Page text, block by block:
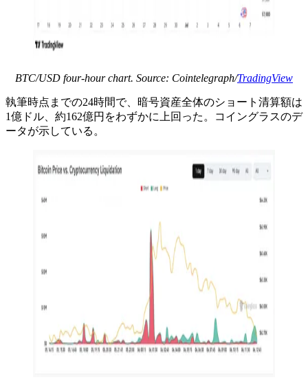
BTC/USD four-hour chart. Source: Cointelegraph/TradingView
執筆時点までの24時間で、暗号資産全体のショート清算額は
1億ドル、約162億円をわずかに上回った。コイングラスのデ
ータが示している。